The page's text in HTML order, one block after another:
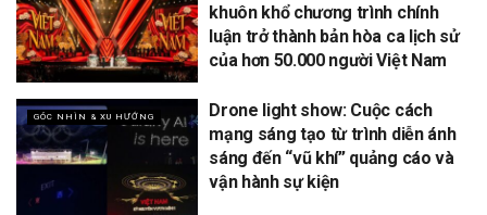
khuôn khổ chương trình chính
luận trở thành bản hòa ca lịch sử
của hơn 50.000 người Việt Nam
GÓC NHÌN & XU HƯỚNG
Drone light show: Cuộc cách
mạng sáng tạo từ trình diễn ánh
sáng đến “vũ khí” quảng cáo và
vận hành sự kiện